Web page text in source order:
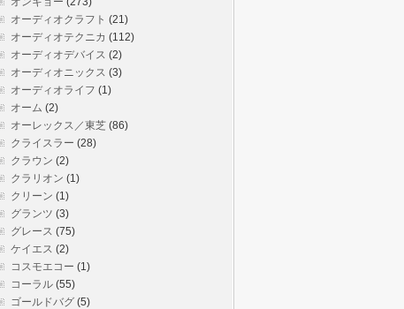
オーディオクラフト (21)
オーディオテクニカ (112)
オーディオデバイス (2)
オーディオニックス (3)
オーディオライフ (1)
オーム (2)
オーレックス／東芝 (86)
クライスラー (28)
クラウン (2)
クラリオン (1)
クリーン (1)
グランツ (3)
グレース (75)
ケイエス (2)
コスモエコー (1)
コーラル (55)
ゴールドバグ (5)